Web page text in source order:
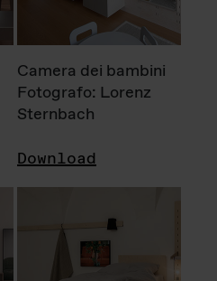
Camera dei bambini
Fotografo: Lorenz
Sternbach
Download